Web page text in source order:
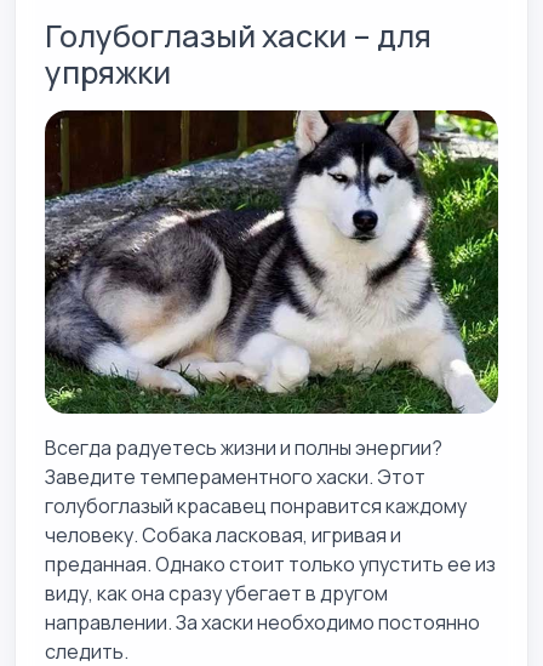
Голубоглазый хаски – для
упряжки
Всегда радуетесь жизни и полны энергии?
Заведите темпераментного хаски. Этот
голубоглазый красавец понравится каждому
человеку. Собака ласковая, игривая и
преданная. Однако стоит только упустить ее из
виду, как она сразу убегает в другом
направлении. За хаски необходимо постоянно
следить.